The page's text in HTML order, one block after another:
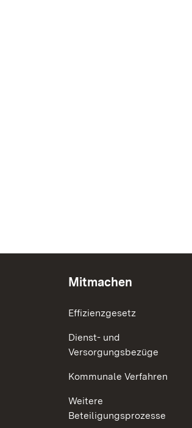
Mitmachen
Effizienzgesetz
Dienst- und
Versorgungsbezüge
Kommunale Verfahren
Weitere
Beteiligungsprozesse